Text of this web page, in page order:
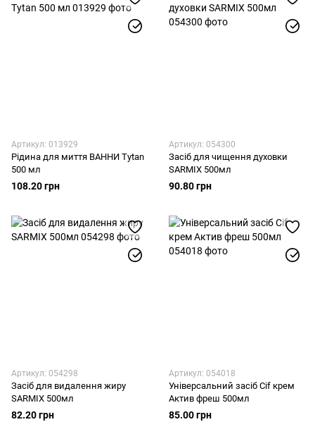
Артикул: 013929
Рідина для миття ВАННИ Tytan
500 мл
108.20 грн
Артикул: 054300
Засіб для чищення духовки
SARMIX 500мл
90.80 грн
Артикул: 054298
Засіб для видалення жиру
SARMIX 500мл
82.20 грн
Артикул: 054018
Універсальний засіб Cif крем
Актив фреш 500мл
85.00 грн